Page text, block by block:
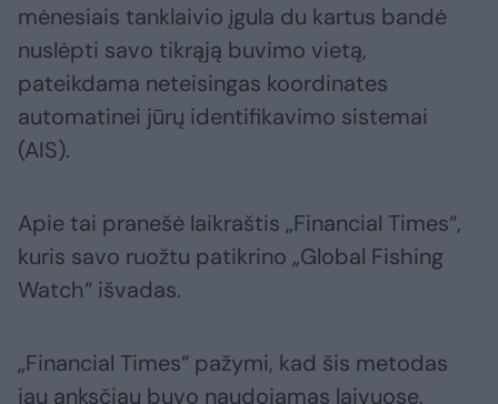
mėnesiais tanklaivio įgula du kartus bandė
nuslėpti savo tikrąją buvimo vietą,
pateikdama neteisingas koordinates
automatinei jūrų identifikavimo sistemai
(AIS).
Apie tai pranešė laikraštis „Financial Times“,
kuris savo ruožtu patikrino „Global Fishing
Watch“ išvadas.
„Financial Times“ pažymi, kad šis metodas
jau anksčiau buvo naudojamas laivuose,